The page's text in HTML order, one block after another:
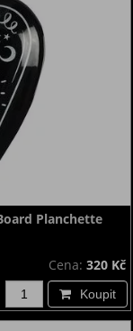
Planchette
Cena: 320 Kč
Koupit